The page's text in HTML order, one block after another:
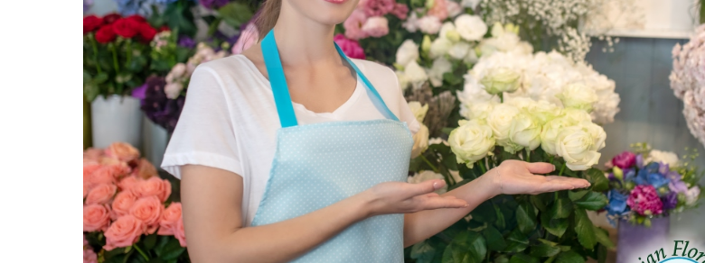
Quando si tratta di fare un regalo per unnuovo appartamento , le piante
che purificano l'aria rappresentano una scelta eccellente. Non solo
aggiungono un tocco di verde e vitalità all'ambiente, ma contribuiscono
anche a migliorare la qualità dell'aria interna. Le piante da interno
purificanti sono note per la loro capacità di assorbire sostanze nocive
come formaldeide, benzene e tricloroetilene, rilasciando al contempo
ossigeno. Tra le più efficaci troviamo ilFicus Benjamina, perfetto per chi
cerca una pianta d'appartamento che depura l'aria in modo naturale. Altre
piante che purificano l'aria includono la
Sansevieria, conosciuta anche
come "lingua di suocera", e il Chlorophytumcomosum o "pianta ragno",
entrambe facili da curare e ideali per chi è alle prime armi con il